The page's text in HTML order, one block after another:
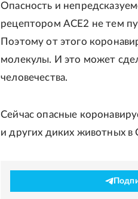
Опасность и
рецептором ACE2 не тем
Поэтому от этого
молекулы. И это может
человечества.
Сейчас опасные
и других диких животных